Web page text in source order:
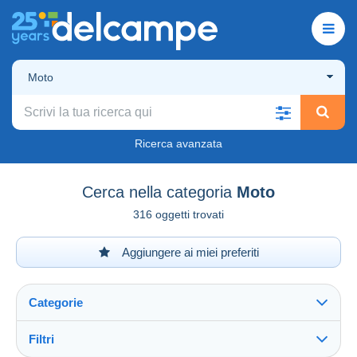
Moto
Ricerca avanzata
Cerca nella categoria Moto
316 oggetti trovati
Aggiungere ai miei preferiti
Categorie
Filtri